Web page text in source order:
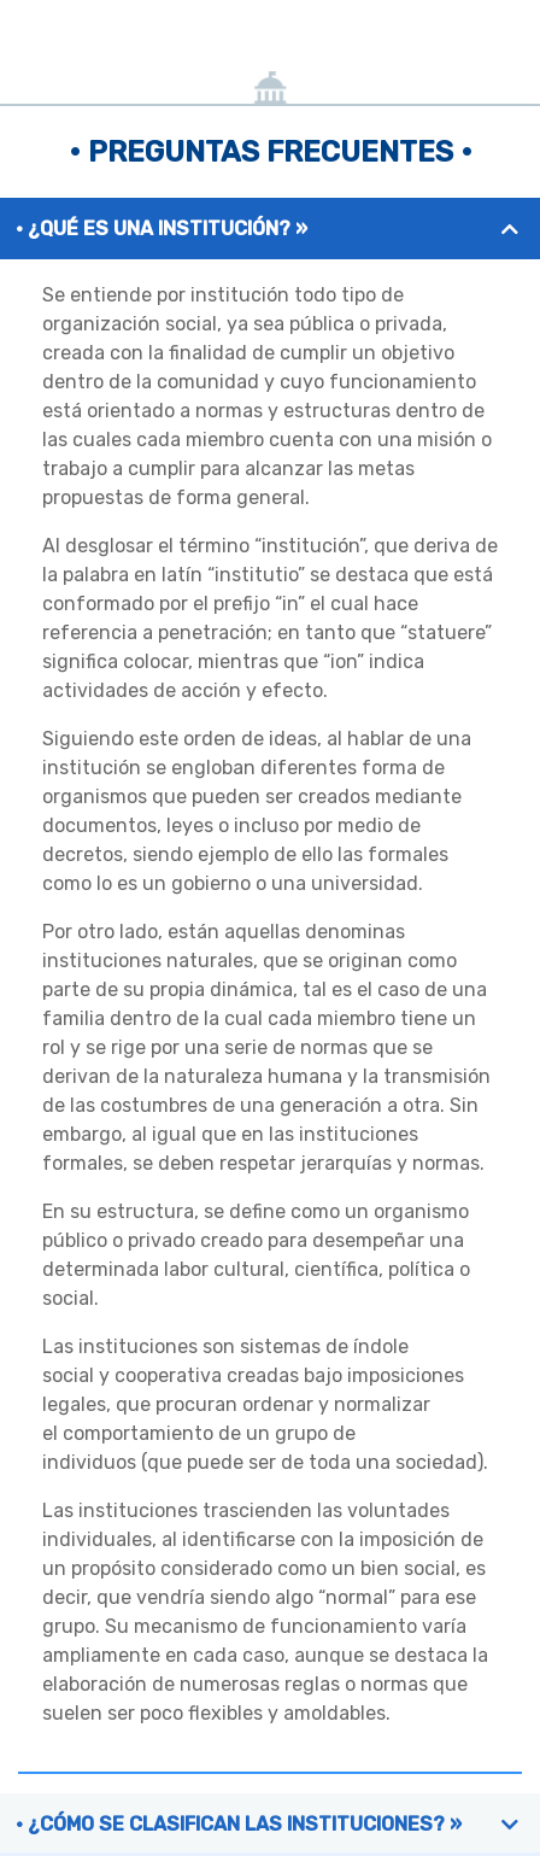
• PREGUNTAS FRECUENTES •
¿QUÉ ES UNA INSTITUCIÓN? »
Se entiende por institución todo tipo de
organización social, ya sea pública o privada,
creada con la finalidad de cumplir un objetivo
dentro de la comunidad y cuyo funcionamiento
está orientado a normas y estructuras dentro de
las cuales cada miembro cuenta con una misión o
trabajo a cumplir para alcanzar las metas
propuestas de forma general.
Al desglosar el término “institución”, que deriva de
la palabra en latín “institutio” se destaca que está
conformado por el prefijo “in” el cual hace
referencia a penetración; en tanto que “statuere”
significa colocar, mientras que “ion” indica
actividades de acción y efecto.
Siguiendo este orden de ideas, al hablar de una
institución se engloban diferentes forma de
organismos que pueden ser creados mediante
documentos, leyes o incluso por medio de
decretos, siendo ejemplo de ello las formales
como lo es un gobierno o una universidad.
Por otro lado, están aquellas denominas
instituciones naturales, que se originan como
parte de su propia dinámica, tal es el caso de una
familia dentro de la cual cada miembro tiene un
rol y se rige por una serie de normas que se
derivan de la naturaleza humana y la transmisión
de las costumbres de una generación a otra. Sin
embargo, al igual que en las instituciones
formales, se deben respetar jerarquías y normas.
En su estructura, se define como un organismo
público o privado creado para desempeñar una
determinada labor cultural, científica, política o
social.
Las instituciones son sistemas de índole
social y cooperativa creadas bajo imposiciones
legales, que procuran ordenar y normalizar
el comportamiento de un grupo de
individuos (que puede ser de toda una sociedad).
Las instituciones trascienden las voluntades
individuales, al identificarse con la imposición de
un propósito considerado como un bien social, es
decir, que vendría siendo algo “normal” para ese
grupo. Su mecanismo de funcionamiento varía
ampliamente en cada caso, aunque se destaca la
elaboración de numerosas reglas o normas que
suelen ser poco flexibles y amoldables.
¿CÓMO SE CLASIFICAN LAS INSTITUCIONES? »